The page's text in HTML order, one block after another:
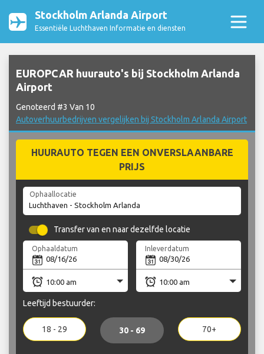
Stockholm Arlanda Airport
Essentiële Luchthaven Informatie en diensten
EUROPCAR huurauto's bij Stockholm Arlanda
Airport
Genoteerd #3 Van 10
Autoverhuurbedrijven vergelijken bij Stockholm Arlanda Airport
HUURAUTO TEGEN EEN ONVERSLAANBARE
PRIJS
Ophaallocatie
Transfer van en naar dezelfde locatie
Ophaaldatum Inleverdatum
Leeftijd bestuurder:
18 - 29 30 - 69 70+